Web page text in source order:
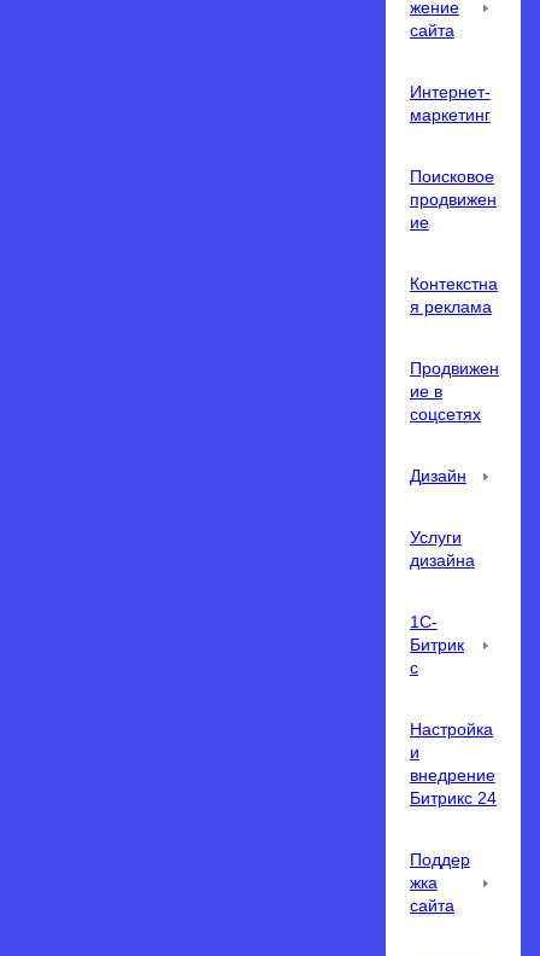
жение
сайта
Интернет-
маркетинг
Поисковое
продвижен
ие
Контекстна
я реклама
Продвижен
ие в
соцсетях
Дизайн
Услуги
дизайна
1С-
Битрик
с
Настройка
и
внедрение
Битрикс 24
Поддер
жка
сайта